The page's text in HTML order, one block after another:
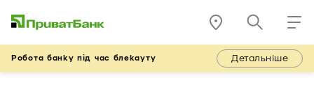
Робота банку під час блекауту Детальніше